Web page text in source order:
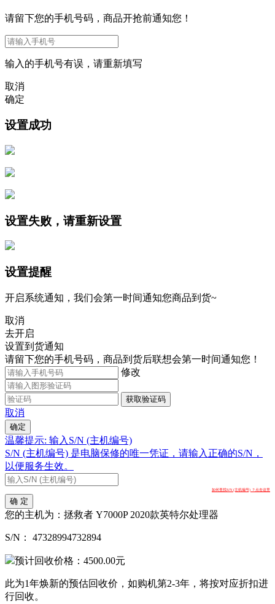
请留下您的手机号码，商品开抢前通知您！
输入的手机号有误，请重新填写
取消
确定
设置成功
设置失败，请重新设置
设置提醒
开启系统通知，我们会第一时间通知您商品到货~
取消
去开启
设置到货通知
请留下您的手机号码，商品到货后联想会第一时间通知您！
修改
获取验证码
取消
确定
温馨提示: 输入S/N (主机编号)
S/N (主机编号) 是电脑保修的唯一凭证，请输入正确的S/N，
以便服务生效。
如何查找S/N (主机编号) ？点击这里
确 定
您的主机为： 拯救者 Y7000P 2020款英特尔处理器
S/N： 47328994732894
预计回收价格： 4500.00元
此为1年焕新的预估回收价，如购机第2-3年，将按对应折扣进
行回收。